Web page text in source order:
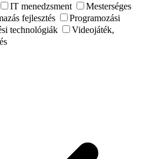
IT menedzsment
Mesterséges
fejlesztés
Programozási
technológiák
Videojáték,